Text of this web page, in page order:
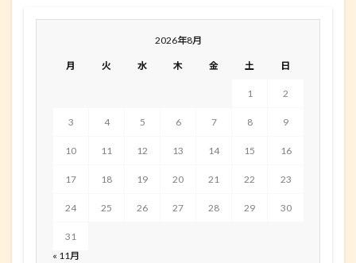
2026年8月
月 火 水 木 金 土 日
1 2
3 4 5 6 7 8 9
10 11 12 13 14 15 16
17 18 19 20 21 22 23
24 25 26 27 28 29 30
31
« 11月